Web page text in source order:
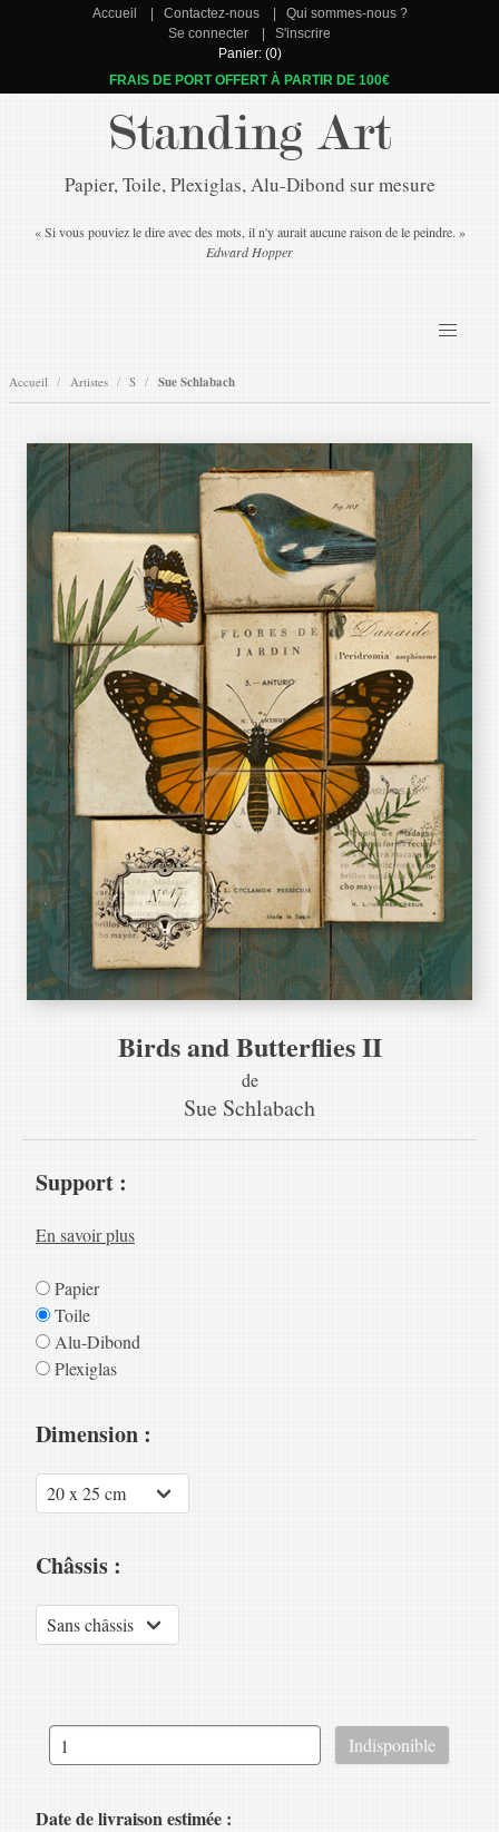
Accueil Contactez-nous
Qui sommes-nous ?
Se connecter
S'inscrire
Panier: (0)
FRAIS DE PORT OFFERT À PARTIR DE 100€
Standing Art
Papier, Toile, Plexiglas, Alu-Dibond sur mesure
« Si vous pouviez le dire avec des mots, il n'y aurait aucune raison de le peindre. »
Edward Hopper
Accueil Artistes S Sue Schlabach
Birds and Butterflies II
de
Sue Schlabach
Support :
En savoir plus
Papier
Toile
Alu-Dibond
Plexiglas
Dimension :
Châssis :
Date de livraison estimée :